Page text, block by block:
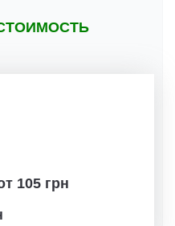
105 грн